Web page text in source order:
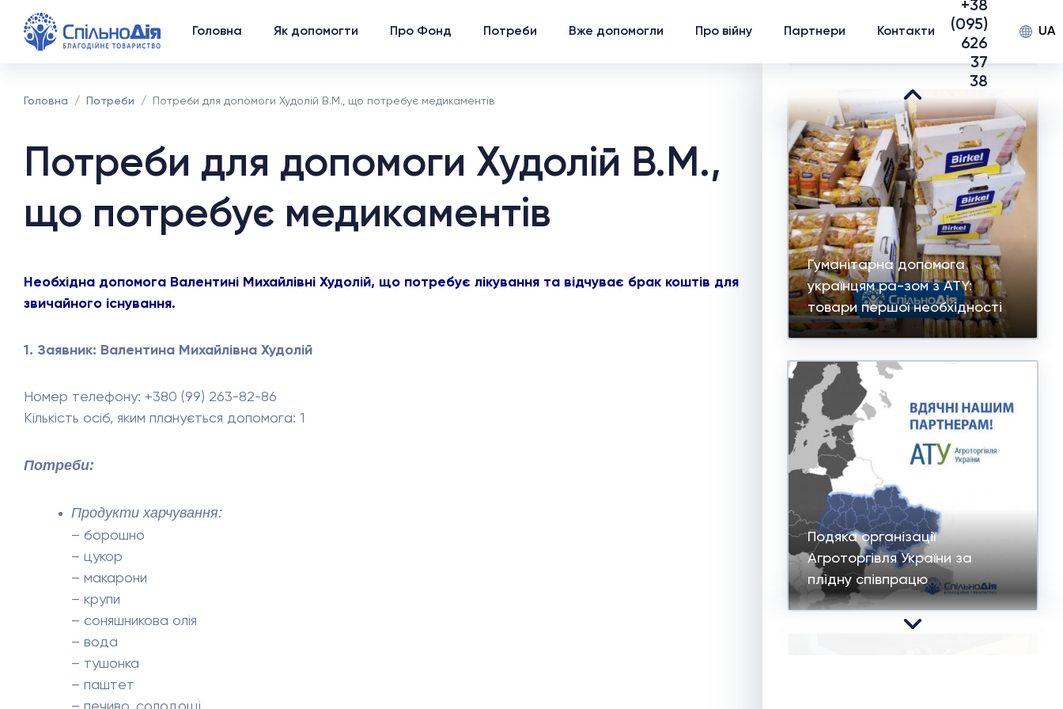
Головна Як допомогти Про Фонд Потреби Вже допомогли Про війну Партнери Контакти
+38
(095)
626
37
38
UA
Головна Потреби Потреби для допомоги Худолій В.М., що потребує медикаментів
Потреби для допомоги Худолій В.М.,
що потребує медикаментів
Необхідна допомога Валентині Михайлівні Худолій, що потребує лікування та відчуває брак коштів для
звичайного існування.
1. Заявник: Валентина Михайлівна Худолій
Номер телефону: +380 (99) 263-82-86
Кількість осіб, яким планується допомога: 1
Потреби:
Продукти харчування:
– борошно
– цукор
– макарони
– крупи
– соняшникова олія
– вода
– тушонка
– паштет
переселенців у м.Запоріжжя
Гуманітарна допомога
українцям ра-зом з ATY:
товари першої необхідності
Подяка організації
Агроторгівля України за
плідну співпрацю